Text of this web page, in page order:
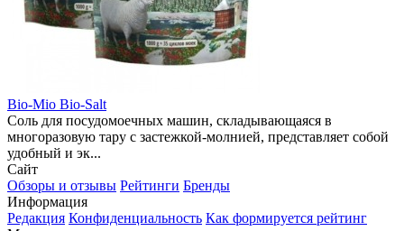
Bio-Mio Bio-Salt
Соль для посудомоечных машин, складывающаяся в
многоразовую тару с застежкой-молнией, представляет собой
удобный и эк...
Сайт
Обзоры и отзывы Рейтинги Бренды
Информация
Редакция Конфиденциальность Как формируется рейтинг